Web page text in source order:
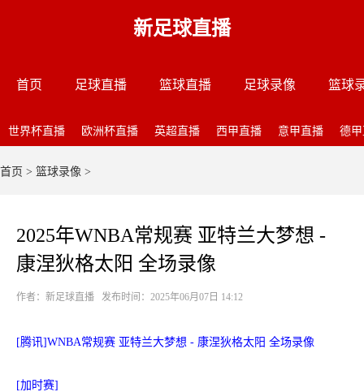
新足球直播
首页 足球直播 篮球直播 足球录像 篮球
世界杯直播 欧洲杯直播 英超直播 西甲直播 意甲直播 德
首页 > 篮球录像 >
2025年WNBA常规赛 亚特兰大梦想 -
康涅狄格太阳 全场录像
作者：新足球直播 发布时间：2025年06月07日 14:12
[腾讯]WNBA常规赛 亚特兰大梦想 - 康涅狄格太阳 全场录像
[加时赛]